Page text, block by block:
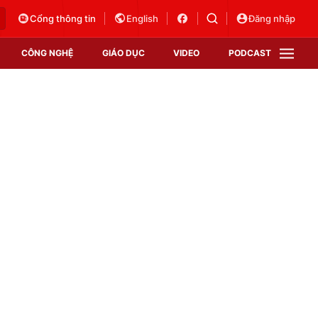
Cổng thông tin English Đăng nhập
CÔNG NGHỆ GIÁO DỤC VIDEO PODCAST